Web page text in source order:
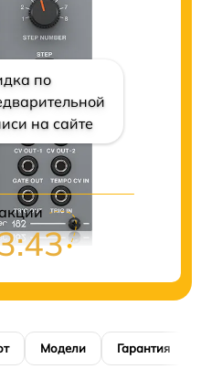
по
на сайте
Модели Гарантия